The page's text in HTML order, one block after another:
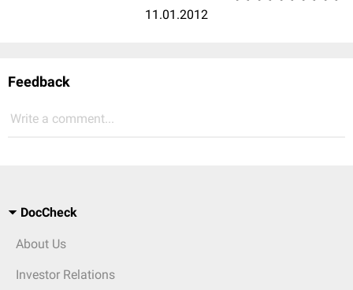
11.01.2012
Feedback
Write a comment...
DocCheck
About Us
Investor Relations